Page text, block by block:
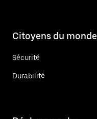
Citoyens du monde
Sécurité
Durabilité